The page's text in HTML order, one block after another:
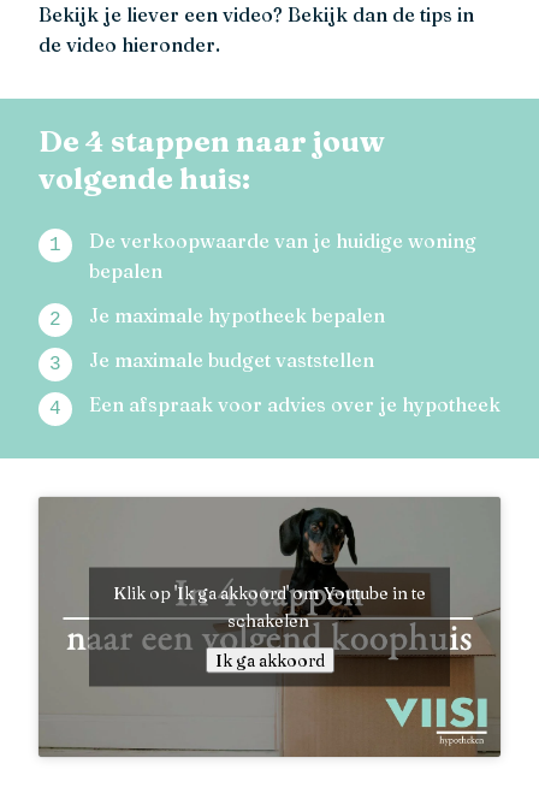
Bekijk je liever een video? Bekijk dan de tips in
de video hieronder.
De 4 stappen naar jouw
volgende huis:
De verkoopwaarde van je huidige woning
bepalen
Je maximale hypotheek bepalen
Je maximale budget vaststellen
Een afspraak voor advies over je hypotheek
Klik op 'Ik ga akkoord' om Youtube in te
schakelen
Ik ga akkoord